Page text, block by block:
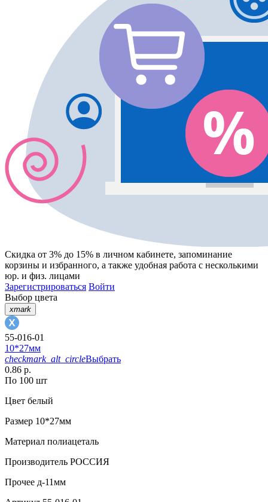
Скидка от 3% до 15% в личном кабинете, запоминание
корзины и избранного, а также удобная работа с несколькими
юр. и физ. лицами
Зарегистрироваться Войти
Выбор цвета
xmark
55-016-01
10*27мм
checkmark_alt_circleВыбрать
0.86 р.
По 100 шт
Цвет белый
Размер 10*27мм
Материал полиацеталь
Производитель РОССИЯ
Прочее д-11мм